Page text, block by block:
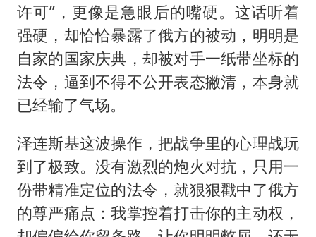
许可”，更像是急眼后的嘴硬。这话听着
强硬，却恰恰暴露了俄方的被动，明明是
自家的国家庆典，却被对手一纸带坐标的
法令，逼到不得不公开表态撇清，本身就
已经输了气场。
泽连斯基这波操作，把战争里的心理战玩
到了极致。没有激烈的炮火对抗，只用一
份带精准定位的法令，就狠狠戳中了俄方
的尊严痛点：我掌控着打击你的主动权，